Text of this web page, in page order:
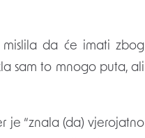
da će imati zbog
sam to mnogo puta, ali
je “znala (da) vjerojatno